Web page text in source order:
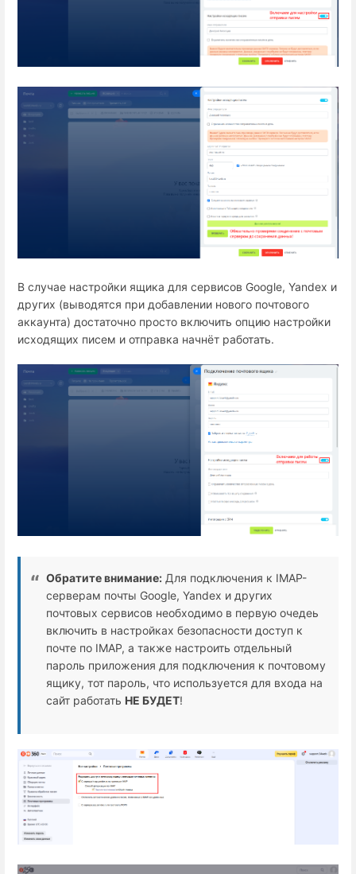
В случае настройки ящика для сервисов Google, Yandex и
других (выводятся при добавлении нового почтового
аккаунта) достаточно просто включить опцию настройки
исходящих писем и отправка начнёт работать.
Обратите внимание: Для подключения к IMAP-
серверам почты Google, Yandex и других
почтовых сервисов необходимо в первую очедеь
включить в настройках безопасности доступ к
почте по IMAP, а также настроить отдельный
пароль приложения для подключения к почтовому
ящику, тот пароль, что используется для входа на
сайт работать НЕ БУДЕТ!